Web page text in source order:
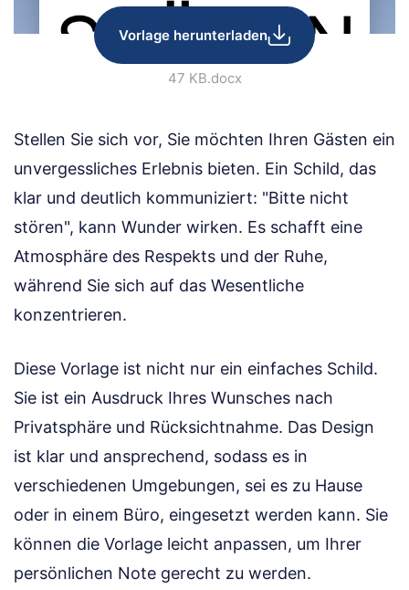
Vorlage herunterladen
47 KB.docx
Stellen Sie sich vor, Sie möchten Ihren Gästen ein
unvergessliches Erlebnis bieten. Ein Schild, das
klar und deutlich kommuniziert: "Bitte nicht
stören", kann Wunder wirken. Es schafft eine
Atmosphäre des Respekts und der Ruhe,
während Sie sich auf das Wesentliche
konzentrieren.
Diese Vorlage ist nicht nur ein einfaches Schild.
Sie ist ein Ausdruck Ihres Wunsches nach
Privatsphäre und Rücksichtnahme. Das Design
ist klar und ansprechend, sodass es in
verschiedenen Umgebungen, sei es zu Hause
oder in einem Büro, eingesetzt werden kann. Sie
können die Vorlage leicht anpassen, um Ihrer
persönlichen Note gerecht zu werden.